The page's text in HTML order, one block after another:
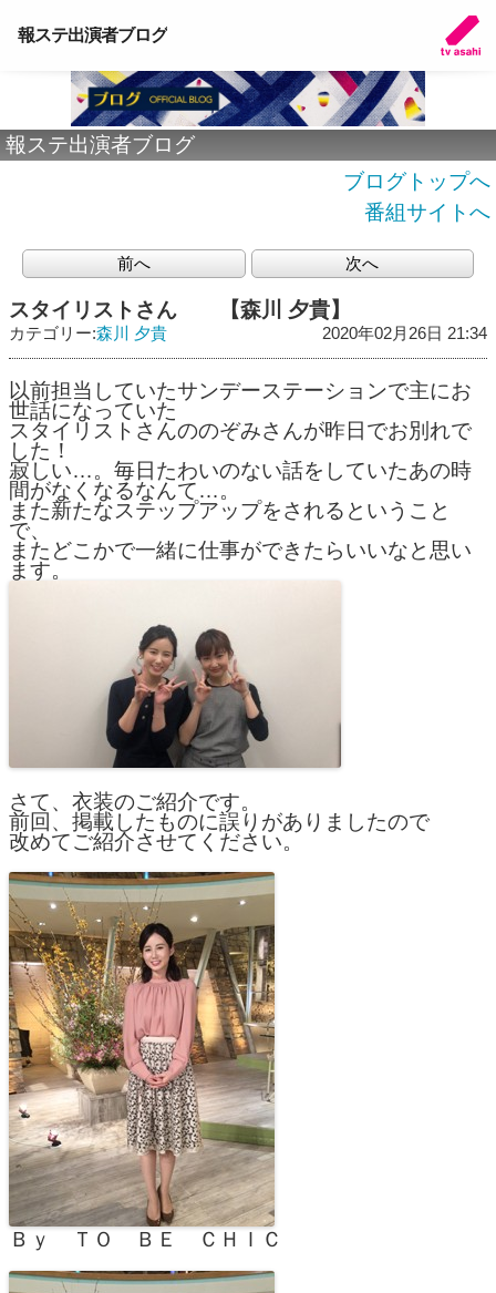
報ステ出演者ブログ
報ステ出演者ブログ
ブログトップへ
番組サイトへ
前へ 次へ
スタイリストさん 【森川 夕貴】
カテゴリー:森川 夕貴 2020年02月26日 21:34
以前担当していたサンデーステーションで主にお
世話になっていた
スタイリストさんののぞみさんが昨日でお別れで
した！
寂しい…。毎日たわいのない話をしていたあの時
間がなくなるなんて…。
また新たなステップアップをされるということ
で、
またどこかで一緒に仕事ができたらいいなと思い
ます。
さて、衣装のご紹介です。
前回、掲載したものに誤りがありましたので
改めてご紹介させてください。
Ｂｙ ＴＯ ＢＥ ＣＨＩＣ